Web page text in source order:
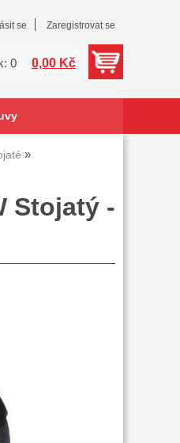
se Zaregistrovat se
0 0,00 Kč
Stojatý -